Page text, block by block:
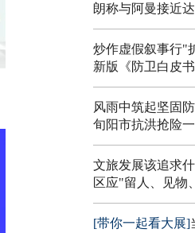
朗称与阿曼接近
炒作虚假叙事行"
新版《防卫白皮
风雨中筑起坚固
旬阳市抗洪抢险
文旅发展该追求
区应"留人、见物
[带你一起看大展]